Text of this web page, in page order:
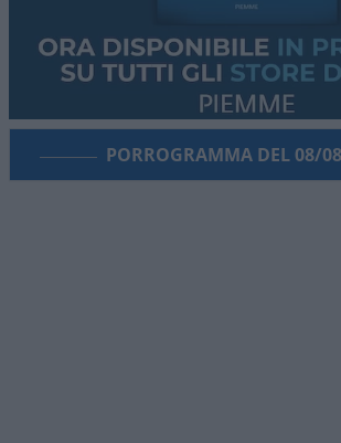
PORROGRAMMA DEL 08/